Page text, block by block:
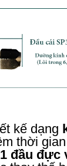
kế dạng
thời
1 đầu đực